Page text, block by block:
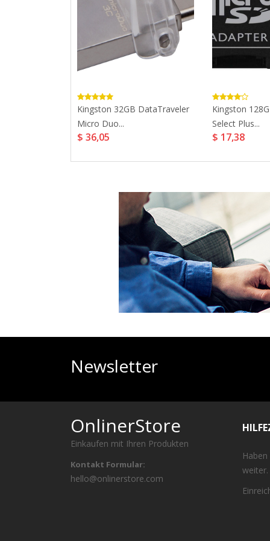
Kingston 32GB DataTraveler
Micro Duo...
$ 36,05
Kingston
Select Plus...
$ 17,38
Newsletter
OnlinerStore
Einkaufen mit Ihren Produkten
Kontakt Formular:
hello@onlinerstore.com
weiter.